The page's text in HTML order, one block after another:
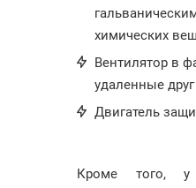
химических
Вентилятор в
удаленные друг
Двигатель
Кроме того, у